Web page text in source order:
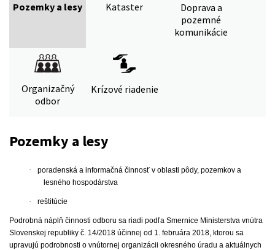
Pozemky a lesy Kataster
Doprava a
pozemné
komunikácie
Organizačný
odbor
Krízové riadenie
Pozemky a lesy
·
poradenská a informačná činnosť v oblasti pôdy, pozemkov a
lesného hospodárstva
· reštitúcie
Podrobná náplň činnosti odboru sa riadi podľa Smernice Ministerstva vnútra
Slovenskej republiky č. 14/2018 účinnej od 1. februára 2018, ktorou sa
upravujú podrobnosti o vnútornej organizácii okresného úradu a aktuálnych